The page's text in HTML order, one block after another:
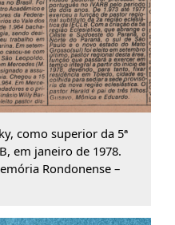
como superior da 5ª
em janeiro de 1978.
Rondonense –